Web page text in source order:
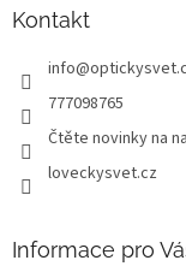
Kontakt
info@
777098765
Čtěte novinky na
loveckysvet.cz
Informace pro